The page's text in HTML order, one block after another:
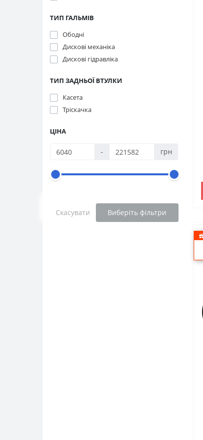
ТИП ГАЛЬМІВ
Ободні
Дискові механіка
Дискові гідравліка
ТИП ЗАДНЬОЇ ВТУЛКИ
Касета
Тріскачка
ЦІНА
- грн
Скасувати Виберіть фільтри